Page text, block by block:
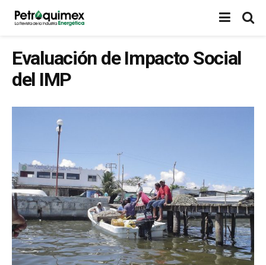
Evaluación de Impacto Social
del IMP